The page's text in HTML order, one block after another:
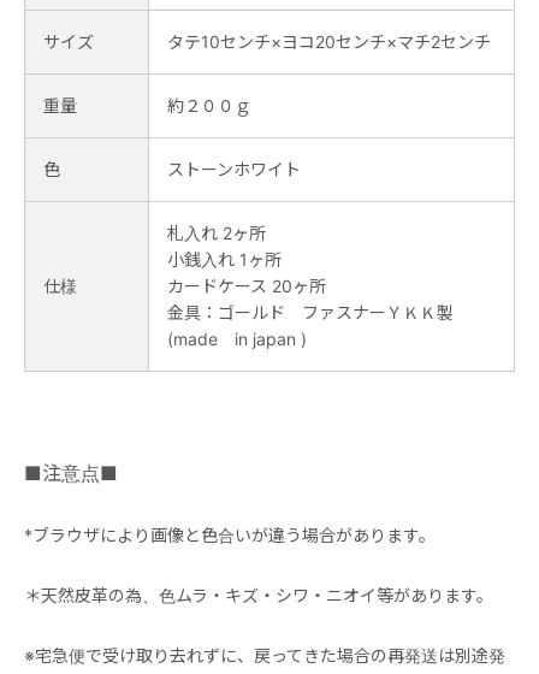
サイズ タテ10センチ×ヨコ20センチ×マチ2センチ
重量 約２００ｇ
色 ストーンホワイト
仕様
札入れ 2ヶ所
小銭入れ 1ヶ所
カードケース 20ヶ所
金具：ゴールド ファスナーＹＫＫ製
(made in japan )
■注意点■
*ブラウザにより画像と色合いが違う場合があります。
＊天然皮革の為、色ムラ・キズ・シワ・ニオイ等があります。
※宅急便で受け取り去れずに、戻ってきた場合の再発送は別途発